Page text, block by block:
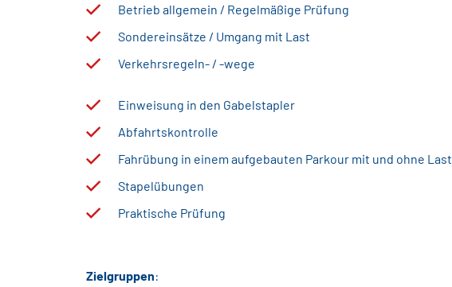
Betrieb allgemein / Regelmäßige Prüfung
Sondereinsätze / Umgang mit Last
Verkehrsregeln- / -wege
Einweisung in den Gabelstapler
Abfahrtskontrolle
Fahrübung in einem aufgebauten Parkour mit und ohne Last
Stapelübungen
Praktische Prüfung
Zielgruppen: